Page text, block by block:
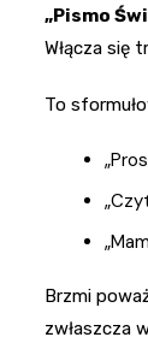
„Pismo
Włącza się
To
Brzmi
zwłaszcza